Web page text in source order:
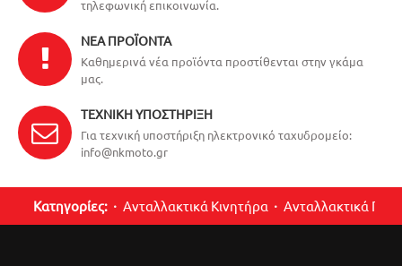
τηλεφωνική επικοινωνία.
ΝΈΑ ΠΡΟΪΌΝΤΑ
Καθημερινά νέα προϊόντα προστίθενται στην γκάμα
μας.
ΤΕΧΝΙΚΉ ΥΠΟΣΤΉΡΙΞΗ
Για τεχνική υποστήριξη ηλεκτρονικό ταχυδρομείο:
info@nkmoto.gr
Κατηγορίες: Ανταλλακτικά Κινητήρα Ανταλλακτικά